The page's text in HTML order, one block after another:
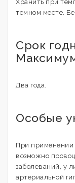
Хранить при
темном месте.
Срок
Два года.
Особые
При применении
возможно
заболеваний, у
артериальной